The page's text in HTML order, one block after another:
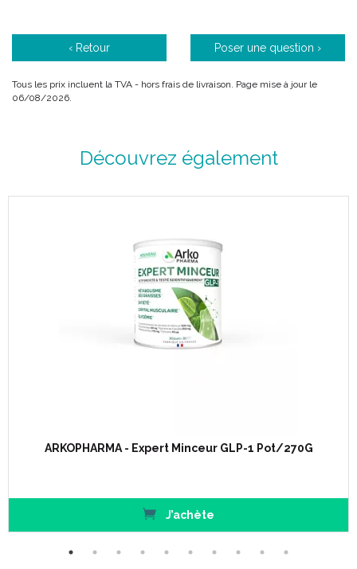
depuis longtemps utilisé comme drainant et détoxifiant. Il
permet de faciliter l' élimination de l' eau et la purification de
centrale, le Sureau est particulièrement répandu en Suisse et
tempéré. Ses baies sont utilisées en phytothérapie pour leurs
Le Radis noir (Raphanus sativus var. niger). Le Radis noir est
une racine épaisse et comestible qui possède une saveur
caractéristique, auquel le jus de Citron (Citrus limon) a été
ajouté pour son goût rafraîchissant.
Étape 2. Arkofluides Starter minceur : 10 JOURS pour initier l’
Le Fenouil (Foeniculum vulgare) est connu depuis l’ Antiquité
ainsi à l’ élimination des toxines.
L’ Ananas (Ananas comosus) complète cette association.
‹ Retour Poser une question ›
Tous les prix incluent la TVA - hors frais de livraison. Page mise à jour le
06/08/2026.
Découvrez également
ARKOPHARMA - Expert Minceur GLP-1 Pot/270G
J’achète